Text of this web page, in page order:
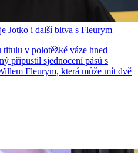
Jotko i další bitva s Fleurym
v polotěžké váze hned
připustil sjednocení pásů s
Fleurym, která může mít dvě